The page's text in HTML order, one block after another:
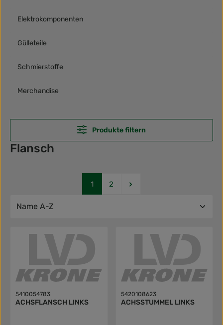
Elektrokomponenten
Gülleteile
Schmierstoffe
Merchandise
Produkte filtern
Flansch
Seite
1 Seite
2
5410054783
ACHSFLANSCH LINKS
5420108623
ACHSSTUMMEL LINKS